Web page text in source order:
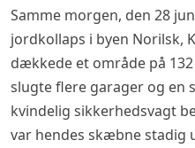
Samme morgen, den 28
jordkollaps i byen Norilsk,
dækkede et område på
slugte flere garager og en
kvindelig sikkerhedsvagt
var hendes skæbne stadig